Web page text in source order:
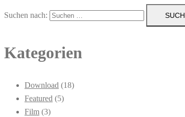
Suchen nach:
Kategorien
Download (18)
Featured (5)
Film (3)